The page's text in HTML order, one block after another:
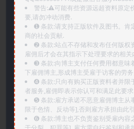
警告:⚠️可能有些资源远超资料原定
要,请勿冲动消费.
➊️ 条款:请支持正版软件及图书。肯
商的社会贡献.
➋️ 条款:站点不存储和发布任何版权
雇佣后才会在其指示下处理要求的相关
➌️ 条款:向博主支付任何费用都意味
下雇佣博主,形成博主受雇于访客的劳
➍️ 条款:只向有购买正版资料者并限
者服务,雇佣即表示你认可和满足此要求.
➎ 条款:雇方承诺不恶意雇佣博主从
限于色情、反动等],否则雇方承担由此
➏️ 条款:博主也不负责鉴别受雇内容